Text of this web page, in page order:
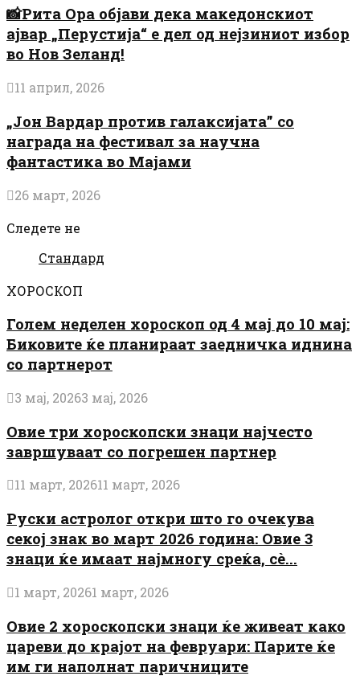
📸Рита Ора објави дека македонскиот
ајвар „Перустија“ е дел од нејзиниот избор
во Нов Зеланд!
11 април, 2026
„Јон Вардар против галаксијата” со
награда на фестивал за научна
фантастика во Мајами
26 март, 2026
Следете не
Стандард
ХОРОСКОП
Голем неделен хороскоп од 4 мај до 10 мај:
Биковите ќе планираат заедничка иднина
со партнерот
3 мај, 20263 мај, 2026
Овие три хороскопски знаци најчесто
завршуваат со погрешен партнер
11 март, 202611 март, 2026
Руски астролог откри што го очекува
секој знак во март 2026 година: Овие 3
знаци ќе имаат најмногу среќа, сè...
1 март, 20261 март, 2026
Овие 2 хороскопски знаци ќе живеат како
цареви до крајот на февруари: Парите ќе
им ги наполнат паричниците